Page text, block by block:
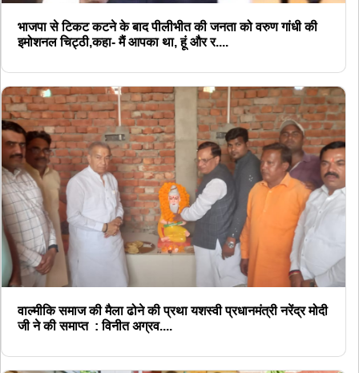
भाजपा से टिकट कटने के बाद पीलीभीत की जनता को वरुण गांधी की
इमोशनल चिट्ठी,कहा- मैं आपका था, हूं और र....
वाल्मीकि समाज की मैला ढोने की प्रथा यशस्वी प्रधानमंत्री नरेंद्र मोदी
जी ने की समाप्त : विनीत अग्रव....